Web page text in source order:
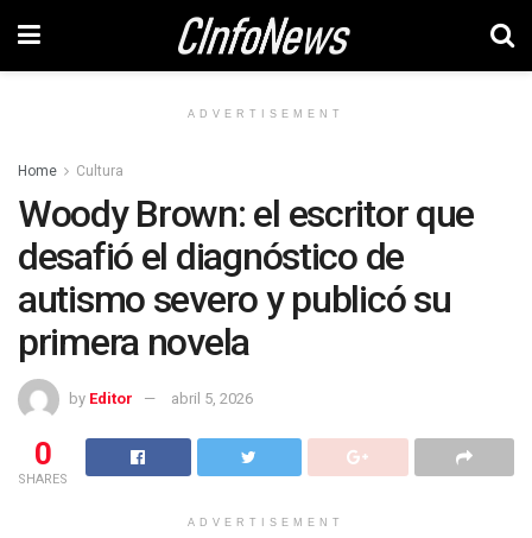
ADVERTISEMENT
Home Cultura
Woody Brown: el escritor que
desafió el diagnóstico de
autismo severo y publicó su
primera novela
by Editor abril 5, 2026
0
SHARES
ADVERTISEMENT